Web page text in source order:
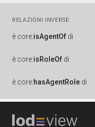
RELAZIONI INVERSE
è core:isAgentOf di
è core:isRoleOf di
è core:hasAgentRole di